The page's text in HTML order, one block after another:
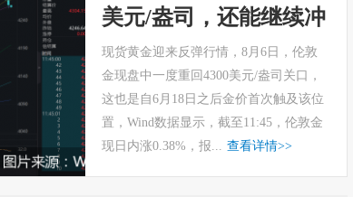
美元/盎司，还能继续冲
高吗？
现货黄金迎来反弹行情，8月6日，伦敦
金现盘中一度重回4300美元/盎司关口，
这也是自6月18日之后金价首次触及该位
置，Wind数据显示，截至11:45，伦敦金
现日内涨0.38%，报...
查看详情>>